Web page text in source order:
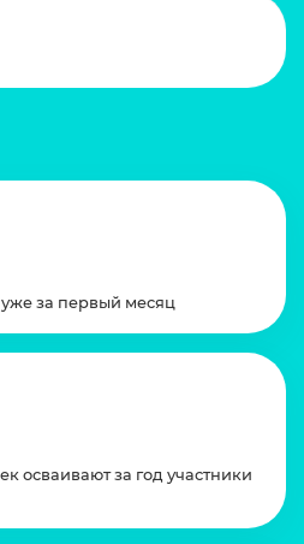
за первый месяц
осваивают за год участники